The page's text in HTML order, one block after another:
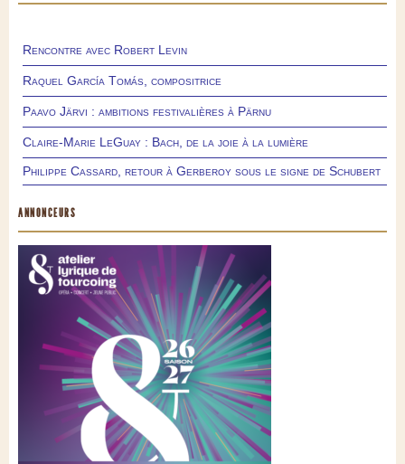
Rencontre avec Robert Levin
Raquel García Tomás, compositrice
Paavo Järvi : ambitions festivalières à Pärnu
Claire-Marie LeGuay : Bach, de la joie à la lumière
Philippe Cassard, retour à Gerberoy sous le signe de Schubert
ANNONCEURS